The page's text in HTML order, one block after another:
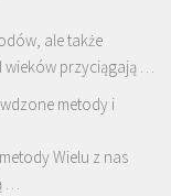
ale także
wieków przyciągają …
metody i
Wielu z nas
…